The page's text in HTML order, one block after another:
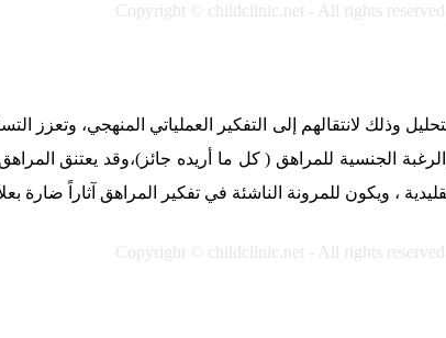
Copyright © childclinic.net - All rights reserved
وذلك لانتقالهم إلى التفكير العملياتي المنهجي، وتعزز
الجنسية للمراهق ( كل ما أريده جائز)،وقد يعتنق
، ويكون للمرونة الناشئة في تفكير المراهق آثاراً ضارة
Copyright © childclinic.net - All rights reserved